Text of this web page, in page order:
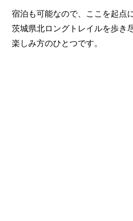
宿泊も可能なので、ここを起点
茨城県北ロングトレイルを歩き
楽しみ方のひとつです。